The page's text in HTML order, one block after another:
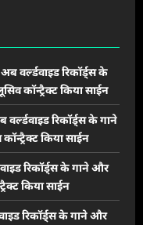
अब वर्ल्डवाइड रिकॉर्ड्स के
कॉन्ट्रैक्ट किया साईन
वर्ल्डवाइड रिकॉर्ड्स के गाने
किया साईन
रिकॉर्ड्स के गाने और
किया साईन
रिकॉर्ड्स के गाने और